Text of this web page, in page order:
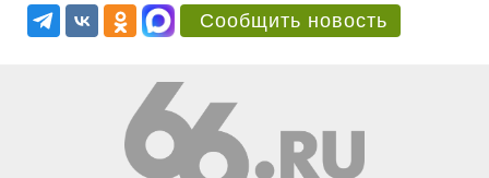
Сообщить новость